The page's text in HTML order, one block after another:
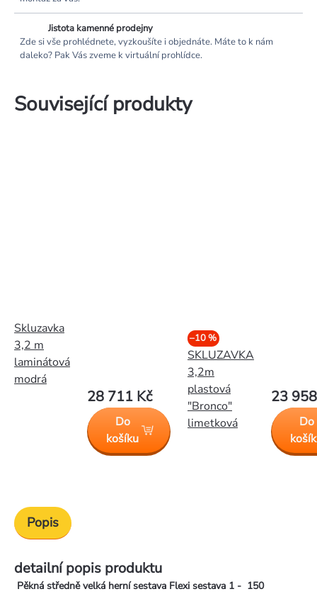
Jistota kamenné prodejny
Zde si vše prohlédnete, vyzkoušíte i objednáte. Máte to k nám
daleko? Pak Vás zveme k virtuální prohlídce.
Související produkty
Skluzavka
3,2 m
laminátová
modrá
28 711 Kč
Do
košíku
–10 %
SKLUZAVKA
3,2m
plastová
"Bronco"
limetková
23
Do
Popis
detailní popis produktu
Pěkná středně velká herní sestava Flexi sestava 1 - 150